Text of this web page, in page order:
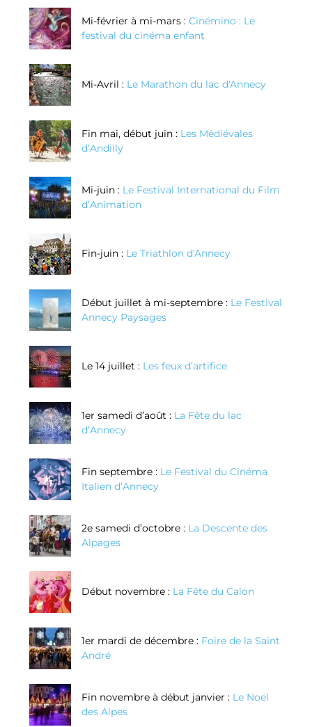
Mi-février à mi-mars : Cinémino : Le
festival du cinéma enfant
Mi-Avril : Le Marathon du lac d'Annecy
Fin mai, début juin : Les Médiévales
d’Andilly
Mi-juin : Le Festival International du Film
d’Animation
Fin-juin : Le Triathlon d'Annecy
Début juillet à mi-septembre : Le Festival
Annecy Paysages
Le 14 juillet : Les feux d’artifice
1er samedi d’août : La Fête du lac
d’Annecy
Fin septembre : Le Festival du Cinéma
Italien d’Annecy
2e samedi d’octobre : La Descente des
Alpages
Début novembre : La Fête du Caïon
1er mardi de décembre : Foire de la Saint
André
Fin novembre à début janvier : Le Noël
des Alpes